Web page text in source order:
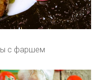
с фаршем